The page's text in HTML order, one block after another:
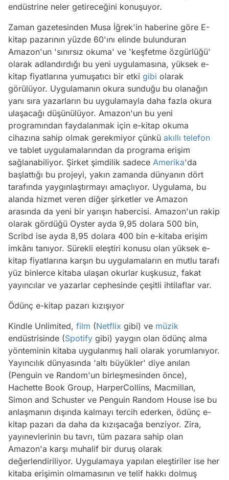
endüstrine neler getireceğini konuşuyor.
Zaman gazetesinden Musa İğrek'in haberine göre E-
kitap pazarının yüzde 60'ını elinde bulunduran
Amazon'un 'sınırsız okuma' ve 'keşfetme özgürlüğü'
olarak adlandırdığı bu yeni uygulamasına, yüksek e-
kitap fiyatlarına yumuşatıcı bir etki gibi olarak
görülüyor. Uygulamanın okura sunduğu bu olanağın
yanı sıra yazarların bu uygulamayla daha fazla okura
ulaşacağı düşünülüyor. Amazon'un bu yeni
programından faydalanmak için e-kitap okuma
cihazına sahip olmak gerekmiyor çünkü akıllı telefon
ve tablet uygulamalarından da programa erişim
sağlanabiliyor. Şirket şimdilik sadece Amerika'da
başlattığı bu projeyi, yakın zamanda dünyanın dört
tarafında yaygınlaştırmayı amaçlıyor. Uygulama, bu
alanda hizmet veren diğer şirketler ve Amazon
arasında da yeni bir yarışın habercisi. Amazon'un rakip
olarak gördüğü Oyster ayda 9,95 dolara 500 bin,
Scribd ise ayda 8,95 dolara 400 bin e-kitaba erişim
imkânı tanıyor. Sürekli eleştiri konusu olan yüksek e-
kitap fiyatlarına karşın bu uygulamaların en mutlu tarafı
yüz binlerce kitaba ulaşan okurlar kuşkusuz, fakat
yayıncılar ve yazarlar cephesinde çeşitli ihtilaflar var.
Ödünç e-kitap pazarı kızışıyor
Kindle Unlimited, film (Netflix gibi) ve müzik
endüstrisinde (Spotify gibi) yaygın olan ödünç alma
yönteminin kitaba uygulanmış hali olarak yorumlanıyor.
Yayıncılık dünyasında 'altı büyükler' diye anılan
(Penguin ve Random'un birleşmesinden önce),
Hachette Book Group, HarperCollins, Macmillan,
Simon and Schuster ve Penguin Random House ise bu
anlaşmanın dışında kalmayı tercih ederken, ödünç e-
kitap pazarı da daha da kızışacağa benziyor. Zira,
yayınevlerinin bu tavrı, tüm pazara sahip olan
Amazon'a karşı muhalif bir duruş olarak
değerlendiriliyor. Uygulamaya yapılan eleştiriler ise her
kitaba erişimin olmamasının ve telif hakkı dolmuş